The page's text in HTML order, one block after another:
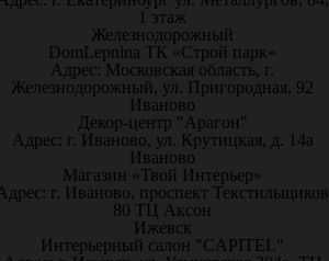
1 этаж
Железнодорожный
DomLepnina ТК «Строй парк»
Адрес: Московская область, г.
Железнодорожный, ул. Пригородная, 92
Иваново
Декор-центр "Арагон"
Адрес: г. Иваново, ул. Крутицкая, д. 14а
Иваново
Магазин «Твой Интерьер»
г. Иваново, проспект Текстильщиков
80 ТЦ Аксон
Ижевск
Интерьерный салон "CAPITEL"